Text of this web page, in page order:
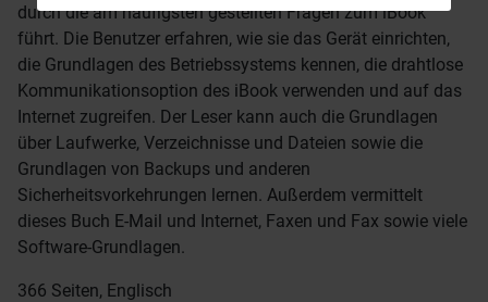
durch die am häufigsten gestellten Fragen zum iBook
führt. Die Benutzer erfahren, wie sie das Gerät einrichten,
die Grundlagen des Betriebssystems kennen, die drahtlose
Kommunikationsoption des iBook verwenden und auf das
Internet zugreifen. Der Leser kann auch die Grundlagen
über Laufwerke, Verzeichnisse und Dateien sowie die
Grundlagen von Backups und anderen
Sicherheitsvorkehrungen lernen. Außerdem vermittelt
dieses Buch E-Mail und Internet, Faxen und Fax sowie viele
Software-Grundlagen.
366 Seiten, Englisch